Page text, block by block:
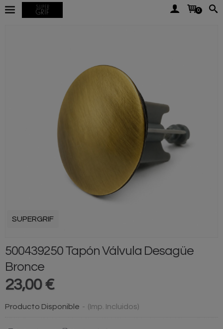
0
SUPERGRIF
500439250 Tapón Válvula Desagüe
Bronce
23,00 €
Producto Disponible - (Imp. Incluidos)